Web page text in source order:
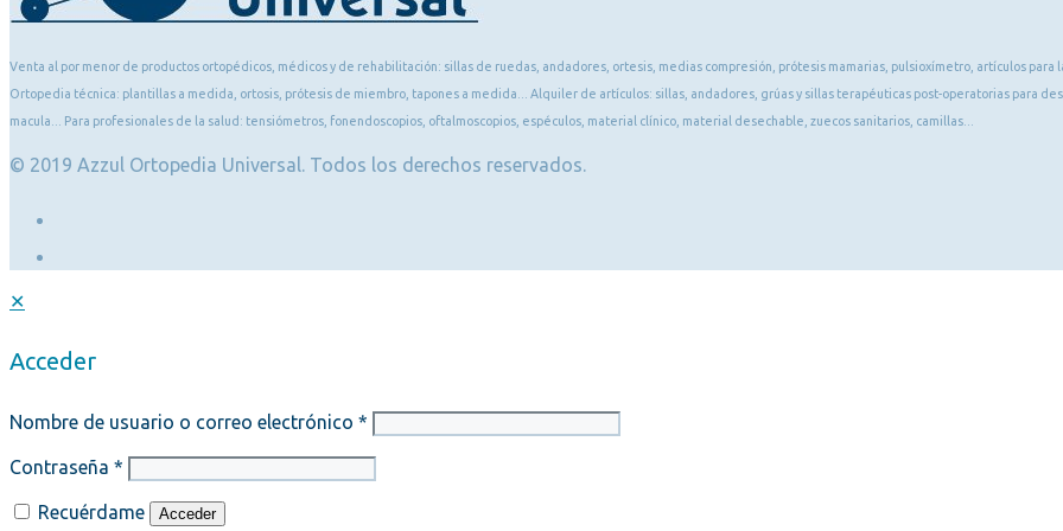
Venta al por menor de productos ortopédicos, médicos y de rehabilitación: sillas de ruedas, andadores, ortesis, medias compresión, prótesis mamarias, pulsioxímetro, artículos para
Ortopedia técnica: plantillas a medida, ortosis, prótesis de miembro, tapones a medida... Alquiler de artículos: sillas, andadores, grúas y sillas terapéuticas post-operatorias para
macula... Para profesionales de la salud: tensiómetros, fonendoscopios, oftalmoscopios, espéculos, material clínico, material desechable, zuecos sanitarios, camillas...
© 2019 Azzul Ortopedia Universal. Todos los derechos reservados.
✕
Acceder
Nombre de usuario o correo electrónico *
Contraseña *
Recuérdame Acceder